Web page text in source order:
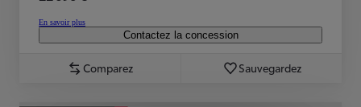
En savoir plus
Contactez la concession
Comparez Sauvegardez